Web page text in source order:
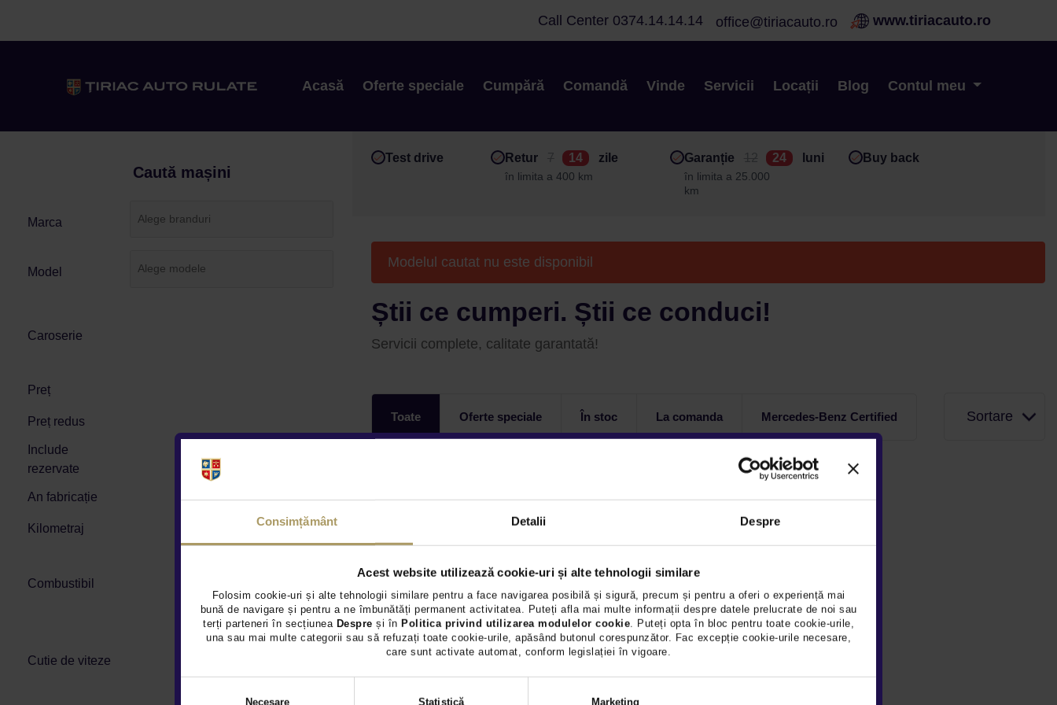
Consimțământ Detalii Despre
Acest website utilizează cookie-uri și alte tehnologii similare
Folosim cookie-uri și alte tehnologii similare pentru a face navigarea posibilă și sigură, precum și pentru a oferi o experiență mai
bună de navigare și pentru a ne îmbunătăți permanent activitatea. Puteți afla mai multe informații despre datele prelucrate de noi sau
terți parteneri în secțiunea Despre și în Politica privind utilizarea modulelor cookie. Puteți opta în bloc pentru toate cookie-urile,
una sau mai multe categorii sau să refuzați toate cookie-urile, apăsând butonul corespunzător. Fac excepție cookie-urile necesare,
care sunt activate automat, conform legislației în vigoare.
Necesare Statistică Marketing
Call Center 0374.14.14.14 office@tiriacauto.ro www.tiriacauto.ro
Acasă Oferte speciale Cumpără Comandă Vinde Servicii Locații Blog Contul meu
Caută mașini
Marca
Model
Caroserie
Preț
Preț redus
Include
rezervate
An fabricație
Kilometraj
Combustibil
Cutie de viteze
Test drive Retur 14 zile
în limita a 400 km
Garanție 24 luni
în limita a 25.000
km
Buy back
Modelul cautat nu este disponibil
Știi ce cumperi. Știi ce conduci!
Servicii complete, calitate garantată!
Toate Oferte speciale În stoc La comanda Mercedes-Benz Certified Sortare